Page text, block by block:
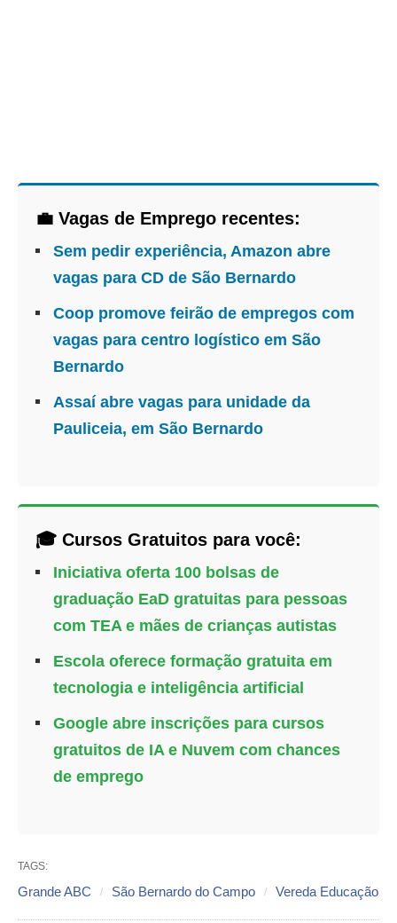
💼 Vagas de Emprego recentes:
Sem pedir experiência, Amazon abre
vagas para CD de São Bernardo
Coop promove feirão de empregos com
vagas para centro logístico em São
Bernardo
Assaí abre vagas para unidade da
Pauliceia, em São Bernardo
🎓 Cursos Gratuitos para você:
Iniciativa oferta 100 bolsas de
graduação EaD gratuitas para pessoas
com TEA e mães de crianças autistas
Escola oferece formação gratuita em
tecnologia e inteligência artificial
Google abre inscrições para cursos
gratuitos de IA e Nuvem com chances
de emprego
TAGS:
Grande ABC São Bernardo do Campo Vereda Educação